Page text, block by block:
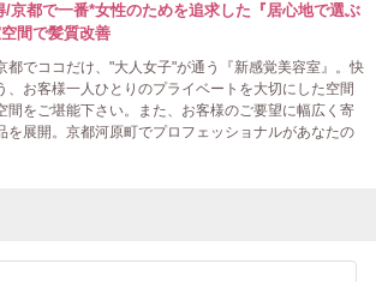
京都で一番*女性のためを追求した『居心地で選ぶ
間で髪質改善
でココだけ、"大人女子"が通う『新感覚美容室』。快
、お客様一人ひとりのプライベートを大切にした空間
間をご堪能下さい。また、お客様のご要望に幅広く寄
を展開。京都河原町でプロフェッショナルがあなたの